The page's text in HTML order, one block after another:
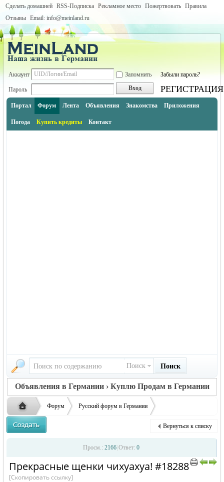
Сделать домашней RSS-Подписка Рекламное место Пожертвовать Правила
Отзывы Email: info@meinland.ru
Аккаунт Запомнить Забыли пароль?
Пароль Вход РЕГИСТРАЦИЯ
Портал Форум Лента Объявления Знакомства Приложения
Погода Купить кредиты Контакт
Поиск Поиск
Объявления в Германии › Куплю Продам в Германии
Форум Русский форум в Германии
Объявления в Германии
› ›
Вернуться к списку
Просм.: 2166 Ответ: 0
Прекрасные щенки чихуахуа! #18288
[Скопировать ссылку]